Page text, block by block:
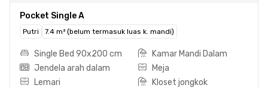
Pocket Single A
Putri 7.4 m² (belum termasuk luas k. mandi)
Single Bed 90x200 cm
Kamar Mandi Dalam
Jendela arah dalam
Meja
Lemari
Kloset jongkok